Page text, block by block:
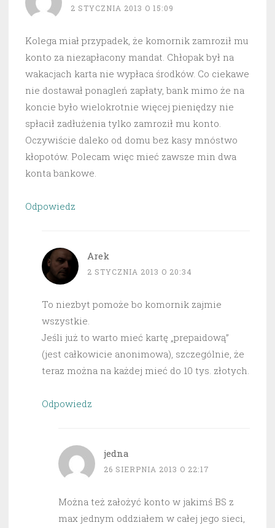
2 STYCZNIA 2013 O 15:09
Kolega miał przypadek, że komornik zamroził mu
konto za niezapłacony mandat. Chłopak był na
wakacjach karta nie wypłaca środków. Co ciekawe
nie dostawał ponagleń zapłaty, bank mimo że na
koncie było wielokrotnie więcej pieniędzy nie
spłacił zadłużenia tylko zamroził mu konto.
Oczywiście daleko od domu bez kasy mnóstwo
kłopotów. Polecam więc mieć zawsze min dwa
konta bankowe.
Odpowiedz
Arek
2 STYCZNIA 2013 O 20:34
To niezbyt pomoże bo komornik zajmie
wszystkie.
Jeśli już to warto mieć kartę „prepaidową”
(jest całkowicie anonimowa), szczególnie, że
teraz można na każdej mieć do 10 tys. złotych.
Odpowiedz
jedna
26 SIERPNIA 2013 O 22:17
Można też założyć konto w jakimś BS z
max jednym oddziałem w całej jego sieci,